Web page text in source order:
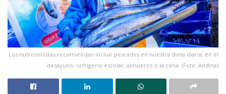
Los nutricionistas recomiendan incluir pescados en nuestra dieta diaria, en el
desayuno, refrigerio escolar, almuerzo o la cena. (Foto: Andina)